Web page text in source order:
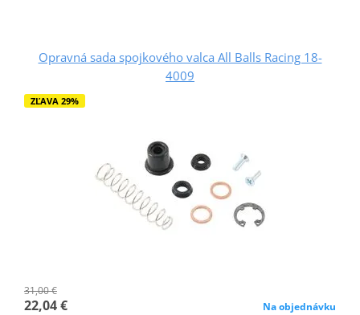
Opravná sada spojkového valca All Balls Racing 18-
4009
ZĽAVA 29%
31,00 €
22,04 € Na objednávku